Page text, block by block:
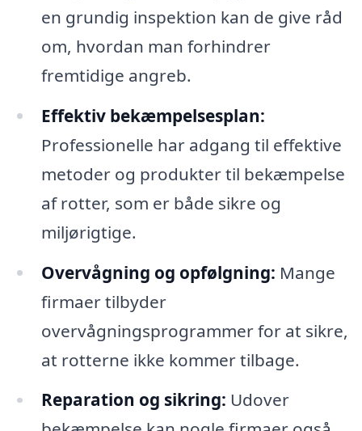
en grundig inspektion kan de give råd
om, hvordan man forhindrer
fremtidige angreb.
Effektiv bekæmpelsesplan:
Professionelle har adgang til effektive
metoder og produkter til bekæmpelse
af rotter, som er både sikre og
miljørigtige.
Overvågning og opfølgning: Mange
firmaer tilbyder
overvågningsprogrammer for at sikre,
at rotterne ikke kommer tilbage.
Reparation og sikring: Udover